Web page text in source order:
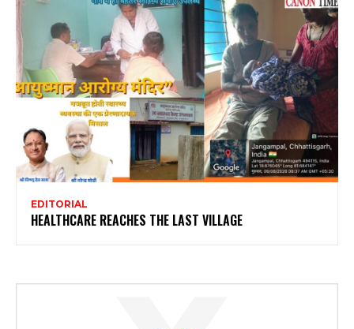
EDITORIAL
HEALTHCARE REACHES THE LAST VILLAGE